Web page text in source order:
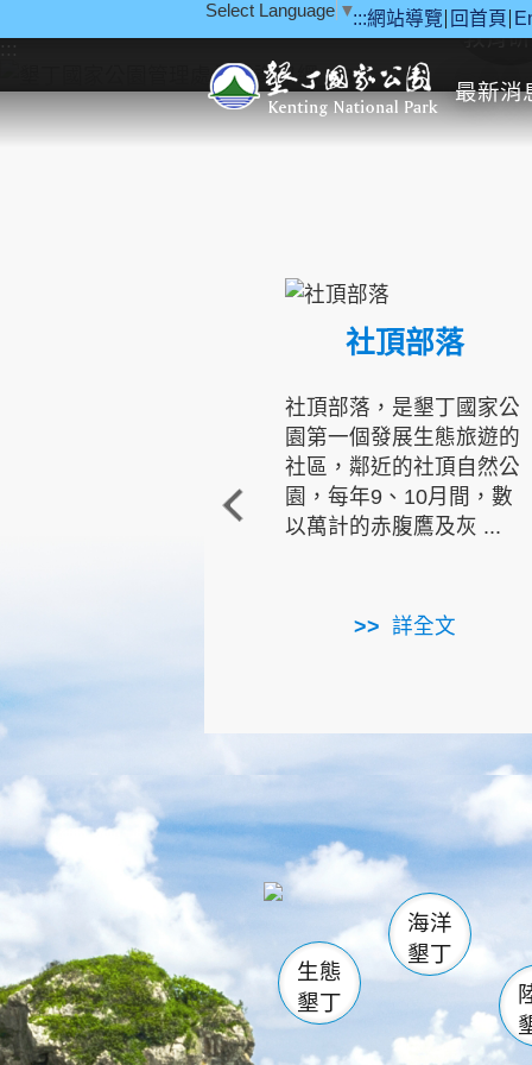
:::網站導覽 回首頁
Select Language ▼
最新消
::: 教育
社頂部落
社頂部落，是墾丁國家公
園第一個發展生態旅遊的
社區，鄰近的社頂自然公
園，每年9、10月間，數
以萬計的赤腹鷹及灰 ...
詳全文
龜山 海生館
恆春
龍鑾潭自
瓊麻館
關山
白砂
生態
墾丁
海洋
墾丁